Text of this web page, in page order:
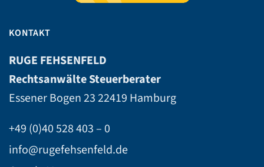
KONTAKT
RUGE FEHSENFELD
Rechtsanwälte Steuerberater
Essener Bogen 2322419 Hamburg
+49 (0)40 528 403 – 0
info@rugefehsenfeld.de